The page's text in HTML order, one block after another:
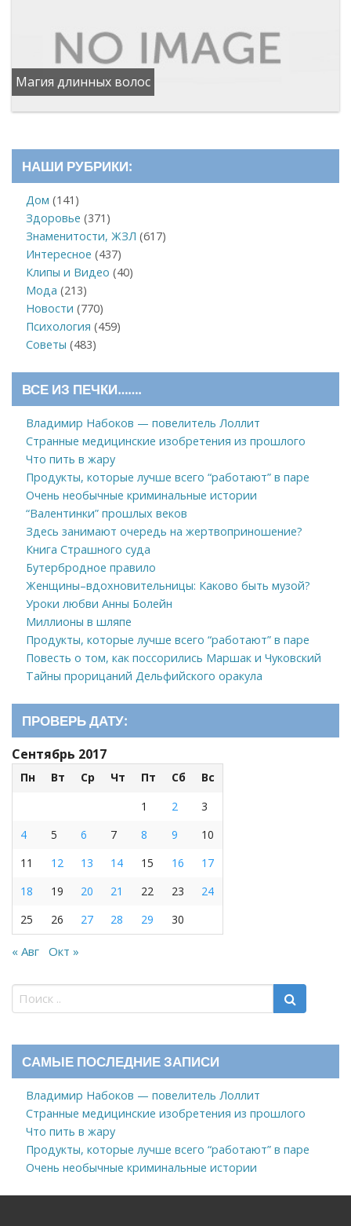
Магия длинных волос
НАШИ РУБРИКИ:
Дом (141)
Здоровье (371)
Знаменитости, ЖЗЛ (617)
Интересное (437)
Клипы и Видео (40)
Мода (213)
Новости (770)
Психология (459)
Советы (483)
ВСЕ ИЗ ПЕЧКИ…….
Владимир Набоков — повелитель Лоллит
Странные медицинские изобретения из прошлого
Что пить в жару
Продукты, которые лучше всего “работают” в паре
Очень необычные криминальные истории
“Валентинки” прошлых веков
Здесь занимают очередь на жертвоприношение?
Книга Страшного суда
Бутербродное правило
Женщины–вдохновительницы: Каково быть музой?
Уроки любви Анны Болейн
Миллионы в шляпе
Продукты, которые лучше всего “работают” в паре
Повесть о том, как поссорились Маршак и Чуковский
Тайны прорицаний Дельфийского оракула
ПРОВЕРЬ ДАТУ:
Сентябрь 2017
Пн Вт Ср Чт Пт Сб
Вс
1
2
3
4
5 6 7 8 9
10
11
12 13 14 15 16
17
18
19 20 21 22 23
24
25
26 27 28 29 30
« Авг Окт »
САМЫЕ ПОСЛЕДНИЕ ЗАПИСИ
Владимир Набоков — повелитель Лоллит
Странные медицинские изобретения из прошлого
Что пить в жару
Продукты, которые лучше всего “работают” в паре
Очень необычные криминальные истории